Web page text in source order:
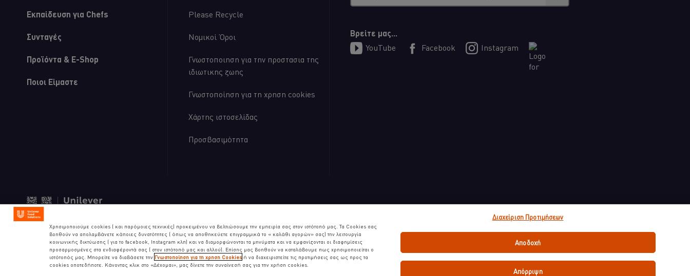
1.
Εκπαίδευση για Chefs
Συνταγές
Προϊόντα & E-Shop
Ποιοι Είμαστε
Please Recycle
Νομικοί Όροι
Γνωστοποιηση για την προστασια της
ιδιωτικης ζωης
Γνωστοποίηση για τη χρηση cookies
Χάρτης ιστοσελίδας
Προσβασιμότητα
Βρείτε μας...
YouTube
Facebook Instagram
Χρησιμοποιούμε cookies ( και παρόμοιες τεχνικές) προκειμένου να βελτιώσουμε την εμπειρία σας στον ιστότοπό μας. Τα Cookies σας
βοηθούν να απολαμβάνετε κάποιες δυνατότητες ( όπως να αποθηκεύετε επιγραμμικά το « καλάθι αγορών» σας) την λειτουργία
κοινωνικής δικτύωσης ( για το facebook, Instagram κλπ) και να διαμορφώνονται τα μηνύματα και να εμφανίζονται οι διαφημίσεις
προσαρμοσμένες στα ενδιαφέροντά σας ( στον ιστότοπό μας και αλλού). Επίσης μας βοηθούν να καταλάβουμε πως χρησιμοποιείται ο
ιστότοπός μας. Μπορείτε να διαβάσετε την Γνωστοποίηση για τη χρηση Cookiesή να διαχειριστείτε τις προτιμήσεις σας ως προς τα
cookies οποτεδήποτε. Κάνοντας κλικ στο «Δέχομαι», μας δίνετε την συναίνεσή σας για την χρήση cookies.
Διαχείριση Προτιμήσεων
Απόρριψη
Αποδοχή